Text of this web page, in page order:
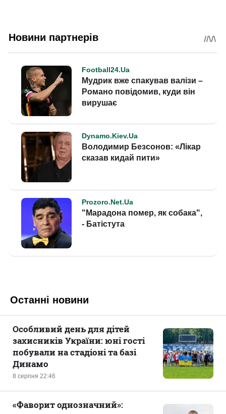
Останні новини
8 серпня 22:46
Особливий день для дітей
захисників України: юні гості
побували на стадіоні та базі
Динамо
«Фаворит однозначний»: